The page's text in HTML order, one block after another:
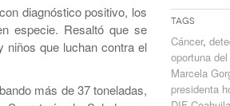
diagnóstico positivo, los
especie. Resaltó que se
niños que luchan contra el
más de 37 toneladas,
Tags
Cáncer,
oportuna
Marcela
presidenta